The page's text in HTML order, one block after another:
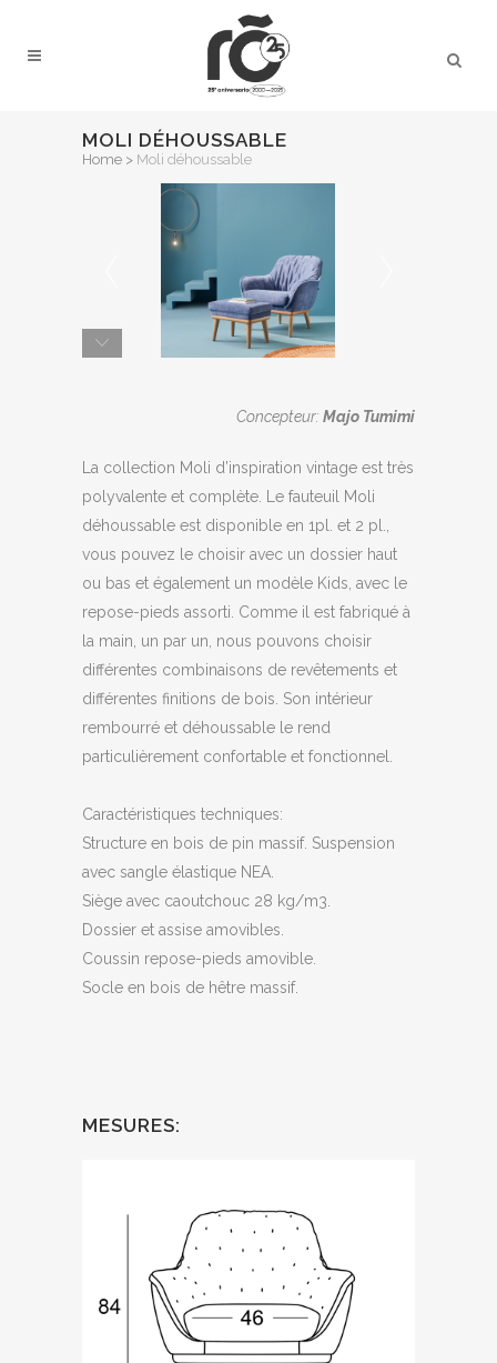
MOLI DÉHOUSSABLE
Home > Moli déhoussable
Concepteur: Majo Tumimi
La collection Moli d’inspiration vintage est très
polyvalente et complète. Le fauteuil Moli
déhoussable est disponible en 1pl. et 2 pl.,
vous pouvez le choisir avec un dossier haut
ou bas et également un modèle Kids, avec le
repose-pieds assorti. Comme il est fabriqué à
la main, un par un, nous pouvons choisir
différentes combinaisons de revêtements et
différentes finitions de bois. Son intérieur
rembourré et déhoussable le rend
particulièrement confortable et fonctionnel.
Caractéristiques techniques:
Structure en bois de pin massif. Suspension
avec sangle élastique NEA.
Siège avec caoutchouc 28 kg/m3.
Dossier et assise amovibles.
Coussin repose-pieds amovible.
Socle en bois de hêtre massif.
MESURES: